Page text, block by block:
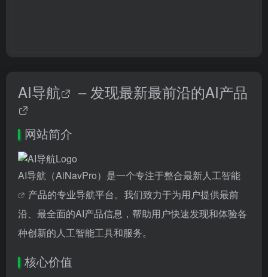
AI导航 – 发现最新最前沿的AI产品
网站简介
AI导航（AiNavPro）是一个专注于整合最新人工智能
产品的专业导航平台。我们致力于为用户提供最前
沿、最全面的AI产品信息，帮助用户快速发现和体验各
种创新的人工智能工具和服务。
核心价值